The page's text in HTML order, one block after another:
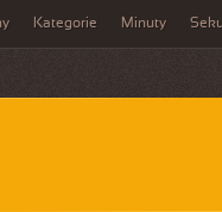
Kategorie Minuty